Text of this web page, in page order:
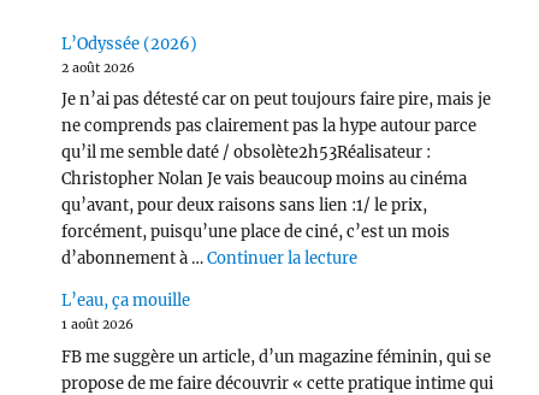
L’Odyssée (2026)
2 août 2026
Je n’ai pas détesté car on peut toujours faire pire, mais je
ne comprends pas clairement pas la hype autour parce
qu’il me semble daté / obsolète2h53Réalisateur :
Christopher Nolan Je vais beaucoup moins au cinéma
qu’avant, pour deux raisons sans lien :1/ le prix,
forcément, puisqu’une place de ciné, c’est un mois
d’abonnement à …Continuer la lecturede « L’Odyssée (2026)
L’eau, ça mouille
1 août 2026
FB me suggère un article, d’un magazine féminin, qui se
propose de me faire découvrir « cette pratique intime qui